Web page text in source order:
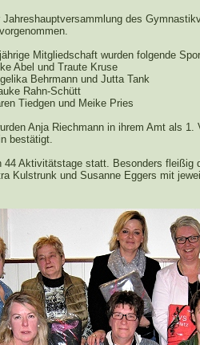
Jahreshauptversammlung des
Mitgliedschaft wurden folgende
Abel und Traute Kruse
Behrmann und Jutta Tank
Rahn-Schütt
Tiedgen und Meike Pries
Anja Riechmann in ihrem Amt als
bestätigt.
44 Aktivitätstage statt. Besonders fleißig
Kulstrunk und Susanne Eggers mit